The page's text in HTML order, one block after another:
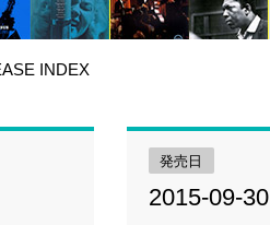
INDEX
発売日
2015-09-30